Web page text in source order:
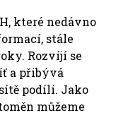
které nedávno
stále
Rozvíjí se
a přibývá
podílí. Jako
můžeme